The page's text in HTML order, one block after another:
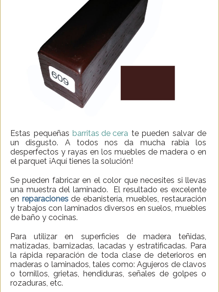
Estas pequeñas barritas de cera te pueden salvar de
un disgusto. A todos nos da mucha rabia los
desperfectos y rayas en los muebles de madera o en
el parquet ¡Aquí tienes la solución!
Se pueden fabricar en el color que necesites si llevas
una muestra del laminado. El resultado es excelente
en reparaciones de ebanistería, muebles, restauración
y trabajos con laminados diversos en suelos, muebles
de baño y cocinas.
Para utilizar en superficies de madera teñidas,
matizadas, barnizadas, lacadas y estratificadas. Para
la rápida reparación de toda clase de deterioros en
maderas o laminados, tales como: Agujeros de clavos
o tornillos, grietas, hendiduras, señales de golpes o
rozaduras, etc.